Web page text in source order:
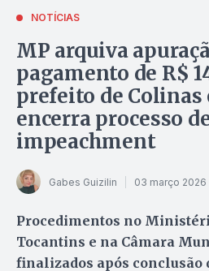
NOTÍCIAS
MP arquiva
pagamento de R$
prefeito de Colinas
encerra processo
impeachment
Gabes Guizilin 03 março 2026
Procedimentos no
Tocantins e na Câmara
finalizados após conclusão